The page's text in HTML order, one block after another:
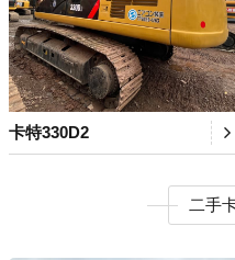
卡特330D2
二手